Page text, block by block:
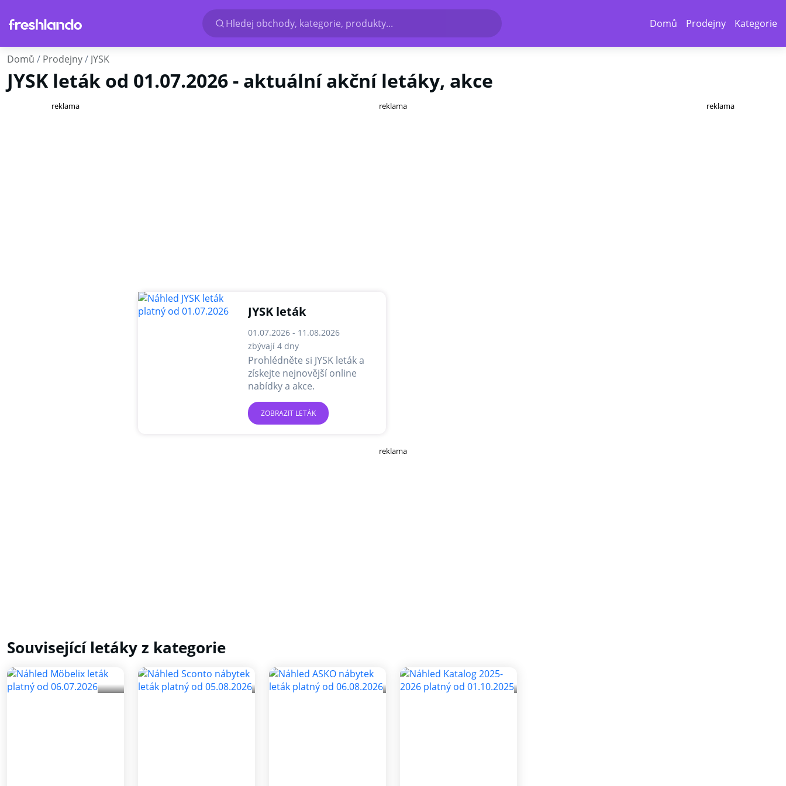
Hledej obchody, kategorie, produkty... Domů Prodejny Kategorie
Domů Prodejny JYSK
JYSK leták od 01.07.2026 - aktuální akční letáky, akce
reklama reklama
JYSK leták
01.07.2026 - 11.08.2026
zbývají 4 dny
Prohlédněte si JYSK leták a
získejte nejnovější online
nabídky a akce.
ZOBRAZIT LETÁK
reklama
reklama
Související letáky z kategorie